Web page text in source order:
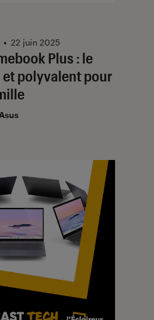
Plus : le
et polyvalent pour
• 22 juin 2025